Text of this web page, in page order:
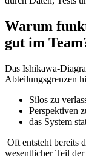
Warum
gut im
Das Ishikawa-
Abteilungsgrenzen
Silos zu
Perspektiven
das System
Oft entsteht bereits
wesentlicher Teil